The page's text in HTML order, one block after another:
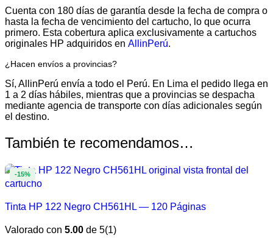
Cuenta con 180 días de garantía desde la fecha de compra o
hasta la fecha de vencimiento del cartucho, lo que ocurra
primero. Esta cobertura aplica exclusivamente a cartuchos
originales HP adquiridos en AllinPerú.
¿Hacen envíos a provincias?
Sí, AllinPerú envía a todo el Perú. En Lima el pedido llega en
1 a 2 días hábiles, mientras que a provincias se despacha
mediante agencia de transporte con días adicionales según
el destino.
También te recomendamos…
Tinta HP 122 Negro CH561HL — 120 Páginas
Valorado con 5.00 de 5(1)
-15%